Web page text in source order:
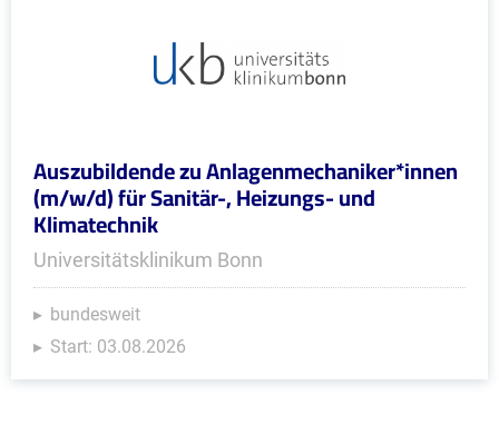
Auszubildende zu Anlagenmechaniker*innen
(m/w/d) für Sanitär-, Heizungs- und
Klimatechnik
Universitätsklinikum Bonn
bundesweit
Start: 03.08.2026